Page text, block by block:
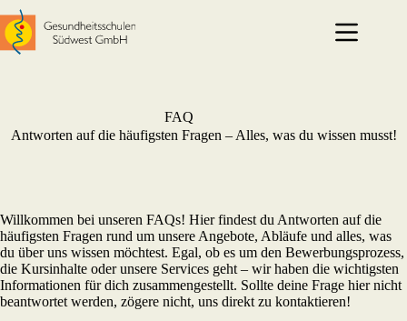
Zum
Inhalt
springen
FAQ
Antworten auf die häufigsten Fragen – Alles, was du wissen musst!
Willkommen bei unseren FAQs! Hier findest du Antworten auf die
häufigsten Fragen rund um unsere Angebote, Abläufe und alles, was
du über uns wissen möchtest. Egal, ob es um den Bewerbungsprozess,
die Kursinhalte oder unsere Services geht – wir haben die wichtigsten
Informationen für dich zusammengestellt. Sollte deine Frage hier nicht
beantwortet werden, zögere nicht, uns direkt zu kontaktieren!